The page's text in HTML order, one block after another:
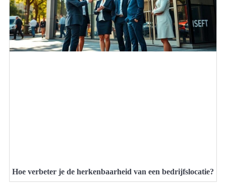
Hoe verbeter je de herkenbaarheid van een bedrijfslocatie?